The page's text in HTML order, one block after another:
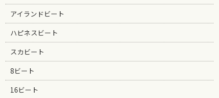
アイランドビート
ハピネスビート
スカビート
8ビート
16ビート